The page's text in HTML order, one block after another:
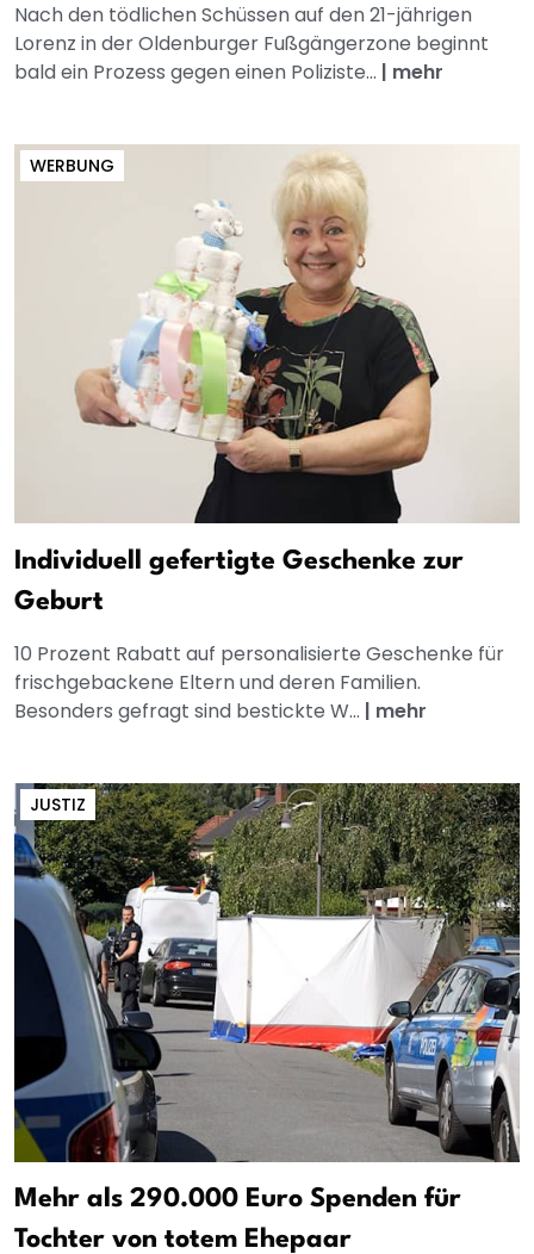
Nach den tödlichen Schüssen auf den 21-jährigen
Lorenz in der Oldenburger Fußgängerzone beginnt
bald ein Prozess gegen einen Poliziste... | mehr
WERBUNG
Individuell gefertigte Geschenke zur
Geburt
10 Prozent Rabatt auf personalisierte Geschenke für
frischgebackene Eltern und deren Familien.
Besonders gefragt sind bestickte W... | mehr
JUSTIZ
Mehr als 290.000 Euro Spenden für
Tochter von totem Ehepaar